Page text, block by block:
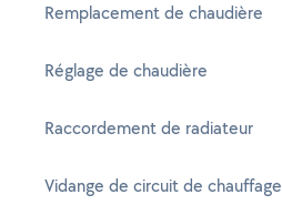
Remplacement de chaudière
Réglage de chaudière
Raccordement de radiateur
Vidange de circuit de chauffage